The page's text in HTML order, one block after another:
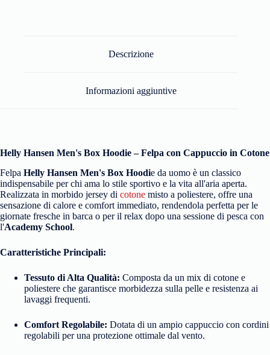
Descrizione
Informazioni aggiuntive
Helly Hansen Men's Box Hoodie – Felpa con Cappuccio in Cotone
Felpa Helly Hansen Men's Box Hoodie da uomo è un classico
indispensabile per chi ama lo stile sportivo e la vita all'aria aperta.
Realizzata in morbido jersey di cotone misto a poliestere, offre una
sensazione di calore e comfort immediato, rendendola perfetta per le
giornate fresche in barca o per il relax dopo una sessione di pesca con
l'Academy School.
Caratteristiche Principali:
Tessuto di Alta Qualità: Composta da un mix di cotone e
poliestere che garantisce morbidezza sulla pelle e resistenza ai
lavaggi frequenti.
Comfort Regolabile: Dotata di un ampio cappuccio con cordini
regolabili per una protezione ottimale dal vento.